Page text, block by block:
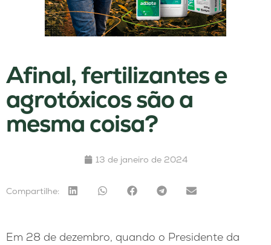
Afinal, fertilizantes e
agrotóxicos são a
mesma coisa?
13 de janeiro de 2024
Compartilhe:
Em 28 de dezembro, quando o Presidente da